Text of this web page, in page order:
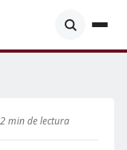
2 min de lectura